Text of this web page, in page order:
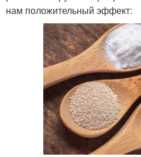
нам положительный эффект: